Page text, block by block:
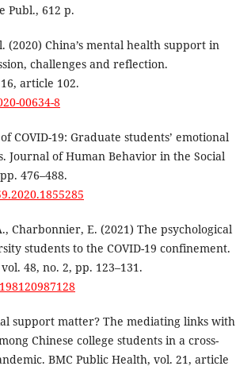
Publ., 612 p.
(2020) China’s mental health support in
challenges and reflection.
article 102.
00634-8
COVID-19: Graduate students’ emotional
Journal of Human Behavior in the Social
476–488.
Charbonnier, E. (2021) The psychological
students to the COVID-19 confinement.
48, no. 2, pp. 123–131.
support matter? The mediating links with
Chinese college students in a cross-
BMC Public Health, vol. 21, article